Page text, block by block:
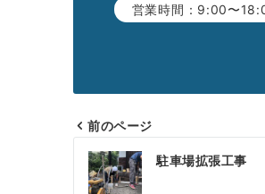
営業時間：9:00〜
投
稿
前のページ
駐車場拡張工事